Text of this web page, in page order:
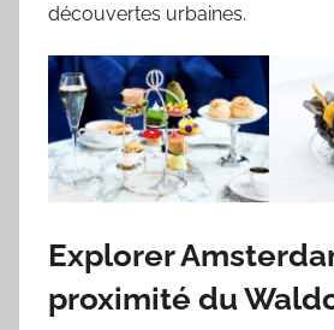
découvertes urbaines.
Explorer
proximité du